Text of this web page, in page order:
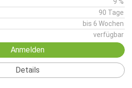
90 Tage
bis 6 Wochen
verfügbar
Anmelden
Details